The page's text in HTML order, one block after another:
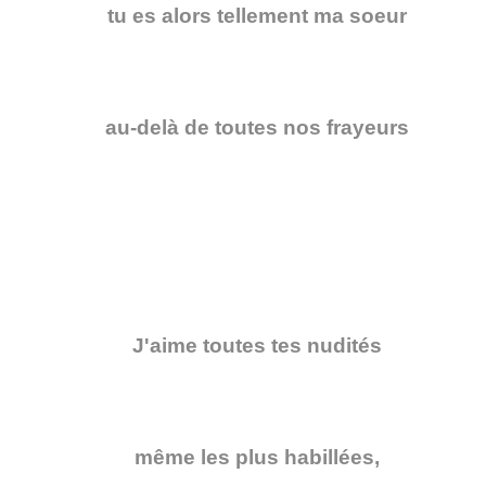
tu es alors tellement ma soeur
au-delà de toutes nos frayeurs
J'aime toutes tes nudités
même les plus habillées,